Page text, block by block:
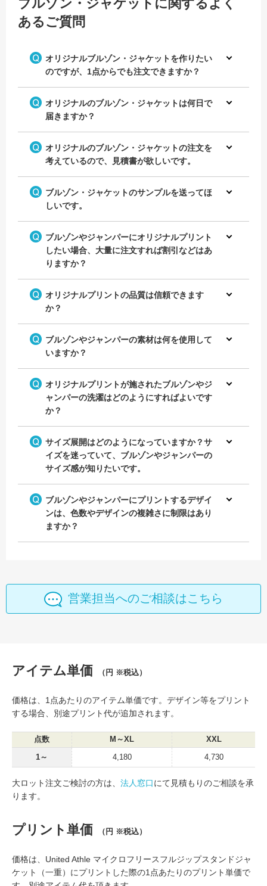
ブルゾン・ジャケットに関するよく
あるご質問
オリジナルブルゾン・ジャケットを作りたい
のですが、1点からでも注文できますか？
オリジナルのブルゾン・ジャケットは何日で
届きますか？
オリジナルのブルゾン・ジャケットの注文を
考えているので、見積書が欲しいです。
ブルゾン・ジャケットのサンプルを送ってほ
しいです。
ブルゾンやジャンパーにオリジナルプリント
したい場合、大量に注文すれば割引などはあ
りますか？
オリジナルプリントの品質は信頼できます
か？
ブルゾンやジャンパーの素材は何を使用して
いますか？
オリジナルプリントが施されたブルゾンやジ
ャンパーの洗濯はどのようにすればよいです
か？
サイズ展開はどのようになっていますか？サ
イズを迷っていて、ブルゾンやジャンパーの
サイズ感が知りたいです。
ブルゾンやジャンパーにプリントするデザイ
ンは、色数やデザインの複雑さに制限はあり
ますか？
営業担当へのご相談はこちら
アイテム単価 （円 ※税込）
価格は、1点あたりのアイテム単価です。デザイン等をプリント
する場合、別途プリント代が追加されます。
点数 M～XL XXL
1～ 4,180 4,730
大ロット注文ご検討の方は、 法人窓口にて見積もりのご相談を承
ります。
プリント単価 （円 ※税込）
価格は、United Athle マイクロフリースフルジップスタンドジャ
ケット（一重）にプリントした際の1点あたりのプリント単価で